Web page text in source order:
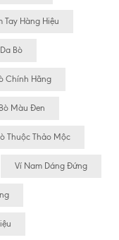
Tay Hàng Hiệu
Bò
Chính Hãng
Màu Đen
Thuộc Thảo Mộc
Ví Nam Dáng Đứng